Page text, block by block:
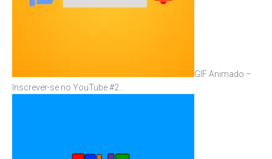
GIF Animado –
Inscrever-se no YouTube #2…